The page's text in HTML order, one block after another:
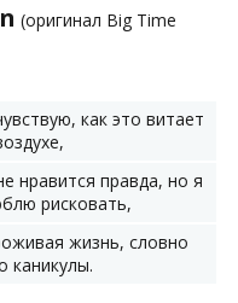
(оригинал Big Time
как это витает
нравится правда, но я
рисковать,
жизнь, словно
каникулы.